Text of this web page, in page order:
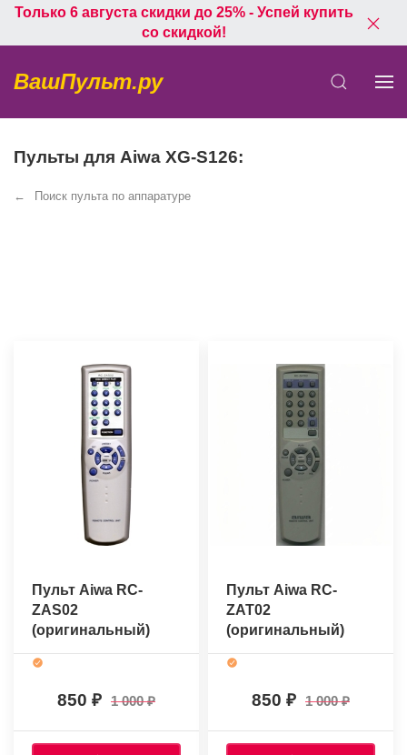
Только 6 августа скидки до 25% - Успей купить
со скидкой!
ВашПульт.ру
Пульты для Aiwa XG-S126:
Поиск пульта по аппаратуре
Пульт Aiwa RC-
ZAS02
(оригинальный)
850 1 000
Пульт Aiwa RC-
ZAT02
(оригинальный)
850 1 000